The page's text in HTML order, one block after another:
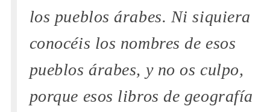
los pueblos árabes. Ni siquiera
conocéis los nombres de esos
pueblos árabes, y no os culpo,
porque esos libros de geografía